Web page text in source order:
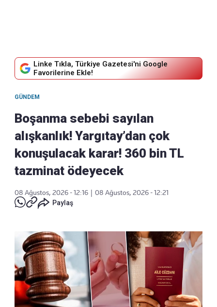
Linke Tıkla, Türkiye Gazetesi'ni Google
Favorilerine Ekle!
GÜNDEM
Boşanma sebebi sayılan
alışkanlık! Yargıtay’dan çok
konuşulacak karar! 360 bin TL
tazminat ödeyecek
08 Ağustos, 2026 - 12:16
08 Ağustos, 2026 - 12:21
Paylaş